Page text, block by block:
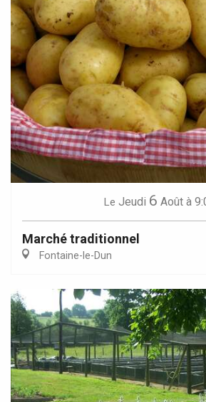
Le Jeudi 6 Août à
Marché traditionnel
Fontaine-le-Dun